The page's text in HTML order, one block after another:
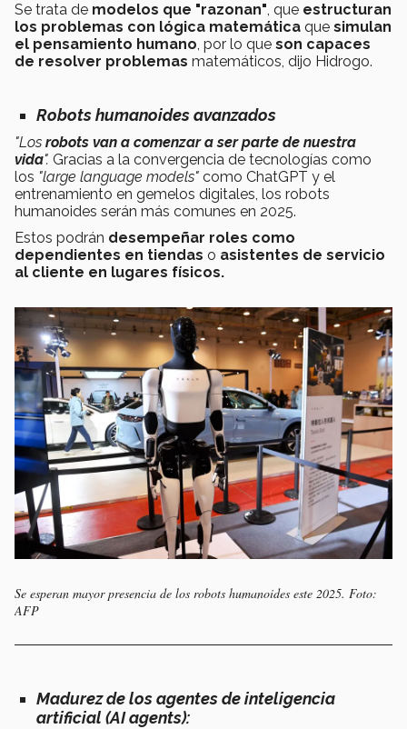
Se trata de modelos que "razonan", que estructuran
los problemas con lógica matemática que simulan
el pensamiento humano, por lo que son capaces
de resolver problemas matemáticos, dijo Hidrogo.
Robots humanoides avanzados
"Los robots van a comenzar a ser parte de nuestra
vida". Gracias a la convergencia de tecnologías como
los "large language models" como ChatGPT y el
entrenamiento en gemelos digitales, los robots
humanoides serán más comunes en 2025.
Estos podrán desempeñar roles como
dependientes en tiendas o asistentes de servicio
al cliente en lugares físicos.
Se esperan mayor presencia de los robots humanoides este 2025. Foto:
AFP
Madurez de los agentes de inteligencia
artificial (AI agents):